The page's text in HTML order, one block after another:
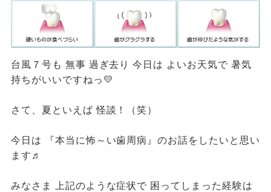
台風７号も 無事 過ぎ去り 今日は よいお天気で 暑気
持ちがいいですねっ💛
さて、夏といえば 怪談！（笑）
今日は 『本当に怖～い歯周病』のお話をしたいと思い
ます♬
みなさま 上記のような症状で 困ってしまった経験は